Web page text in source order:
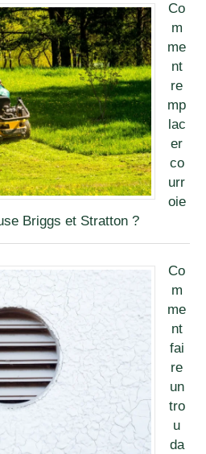
Co
m
me
nt
re
mp
lac
er
co
urr
oie
Briggs et Stratton ?
Co
m
me
nt
fai
re
un
tro
u
da